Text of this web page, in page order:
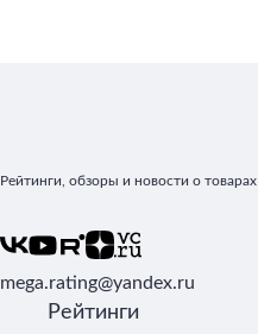
Рейтинги, обзоры и новости о товарах
mega.rating@yandex.ru
Рейтинги